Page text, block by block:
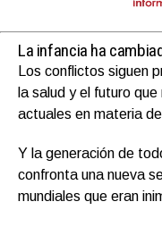
La infancia ha
Los conflictos siguen
la salud y el futuro
actuales en materia
Y la generación de
confronta una nueva
mundiales que eran